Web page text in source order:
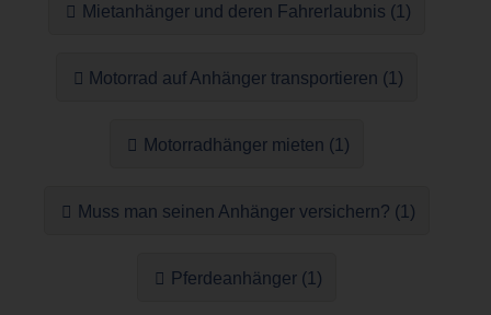
Mietanhänger und deren Fahrerlaubnis (1)
Motorrad auf Anhänger transportieren (1)
Motorradhänger mieten (1)
Muss man seinen Anhänger versichern? (1)
Pferdeanhänger (1)